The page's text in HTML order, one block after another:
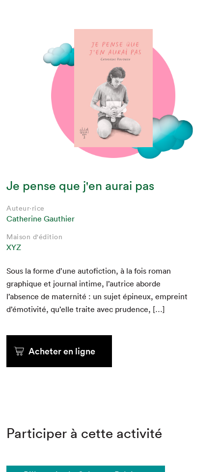
Je pense que j'en aurai pas
Auteur·rice
Catherine Gauthier
Maison d'édition
XYZ
Sous la forme d’une aut­ofic­tion, à la fois roman
graphique et jour­nal intime, l’autrice abor­de
l’absence de mater­nité : un sujet épineux, empreint
d’émotivité, qu’elle traite avec prudence, […]
Acheter en ligne
Participer à cette activité